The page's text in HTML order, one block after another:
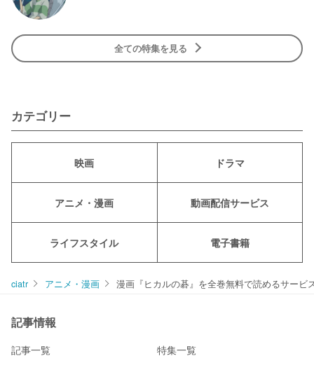
全ての特集を見る
カテゴリー
映画 ドラマ
アニメ・漫画 動画配信サービス
ライフスタイル 電子書籍
ciatr アニメ・漫画 漫画『ヒカルの碁』を全巻無料で読めるサービ
記事情報
記事一覧 特集一覧